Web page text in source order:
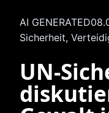
AI GENERATED
Sicherheit,